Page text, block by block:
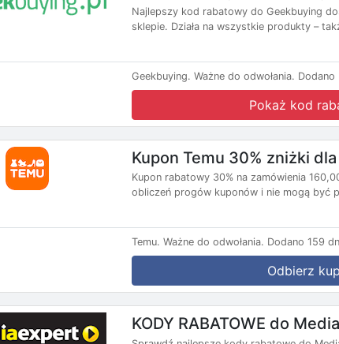
Najlepszy kod rabatowy do Geekbuying
sklepie. Działa na wszystkie produkty –
Geekbuying. Ważne do odwołania. Dodano
Pokaż kod
Kupon Temu 30% zniżki
Kupon rabatowy 30% na zamówienia
obliczeń progów kuponów i nie mogą być
Temu. Ważne do odwołania. Dodano 159
Odbierz
KODY RABATOWE do